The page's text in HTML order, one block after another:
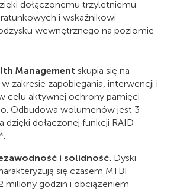
dołączonemu trzyletniemu
i wskaźnikowi
wewnętrznego na poziomie
Management skupia się na
zakresie zapobiegania, interwencji i
celu aktywnej ochrony pamięci
Odbudowa wolumenów jest 3-
dzięki dołączonej funkcji RAID
i solidność. Dyski
się czasem MTBF
miliony godzin i obciążeniem